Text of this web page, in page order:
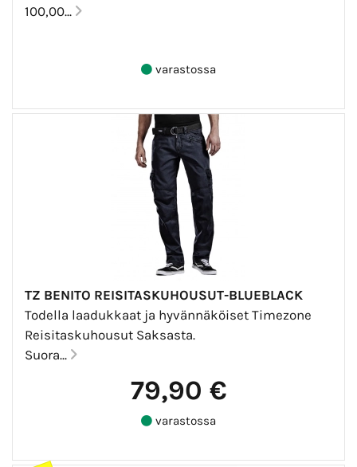
100,00...
varastossa
TZ BENITO REISITASKUHOUSUT-BLUEBLACK
Todella laadukkaat ja hyvännäköiset Timezone
Reisitaskuhousut Saksasta.
Suora...
79,90 €
varastossa